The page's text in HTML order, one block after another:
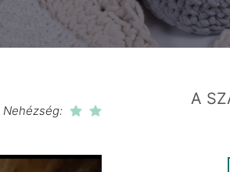
Nehézség:
A